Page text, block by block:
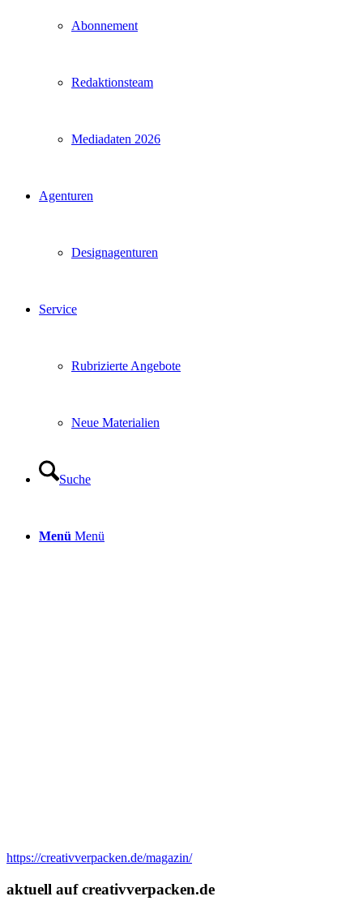
Abonnement
Redaktionsteam
Mediadaten 2026
Agenturen
Designagenturen
Service
Rubrizierte Angebote
Neue Materialien
Suche
Menü Menü
https://creativverpacken.de/magazin/
aktuell auf creativverpacken.de